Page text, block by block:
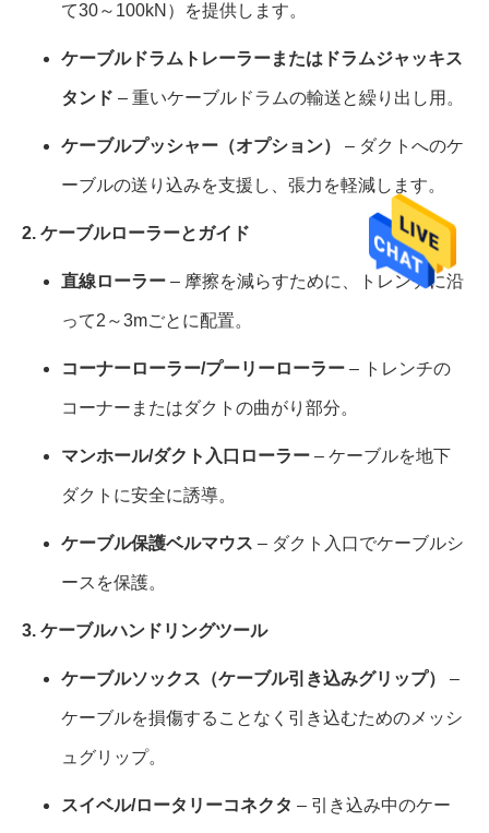
て30～100kN）を提供します。
ケーブルドラムトレーラーまたはドラムジャッキス
タンド – 重いケーブルドラムの輸送と繰り出し用。
ケーブルプッシャー（オプション） – ダクトへのケ
ーブルの送り込みを支援し、張力を軽減します。
2. ケーブルローラーとガイド
直線ローラー – 摩擦を減らすために、トレンチに沿
って2～3mごとに配置。
コーナーローラー/プーリーローラー – トレンチの
コーナーまたはダクトの曲がり部分。
マンホール/ダクト入口ローラー – ケーブルを地下
ダクトに安全に誘導。
ケーブル保護ベルマウス – ダクト入口でケーブルシ
ースを保護。
3. ケーブルハンドリングツール
ケーブルソックス（ケーブル引き込みグリップ） –
ケーブルを損傷することなく引き込むためのメッシ
ュグリップ。
スイベル/ロータリーコネクタ – 引き込み中のケー